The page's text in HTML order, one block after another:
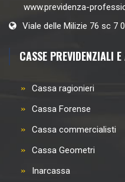
www.previdenza-
Viale delle Milizie 76 sc 7
CASSE PREVIDENZIALI
Cassa ragionieri
Cassa Forense
Cassa commercialisti
Cassa Geometri
Inarcassa